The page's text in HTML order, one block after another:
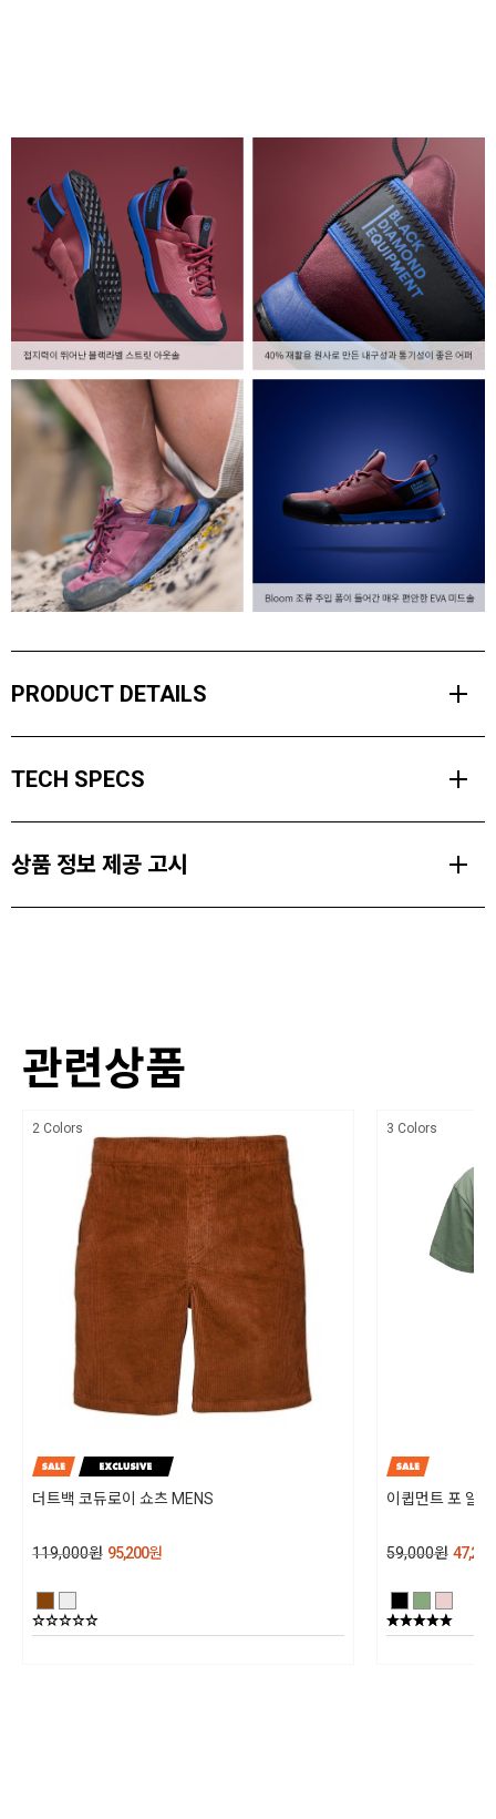
PRODUCT DETAILS
한 성능을 결합했습니다.
신축성이 뛰어난 뒤꿈치 밴드 덕분에 쉽게 신고 벗을 수 있으며, 쉽게
접어 신을 수 있습니다.
다.
PRODUCT FEATURES
내구성 및 통기성이 뛰어난 40% 리사이클 실로 제작된 어퍼
접지력이 뛰어난 블랙 라벨 스트릿 아웃솔
발가락 주위를 보강하여 안전성 및 내구성을 지님
최상의 편안함을 제공하는 EVA 미드솔과 블룸 녹조 폼
양말을 신은 듯한 편안한 착용감을 제공하는 부티 핏
뒤꿈치에 신축성이 뛰어난 밴드를 적용하여 착용이 매우 간편함
활용도가 뛰어난 웨빙 루프 적용
TECH SPECS
USW 5.5-11
상품 정보 제공 고시
상세설명참조
상세설명참조
블랙다이아몬드/ 수입자 (주)블랙다이아몬드 코리아
취급시 주의사항
상세설명참조
상세설명참조
관련상품
2 Colors
더트백 코듀로이 쇼츠 MENS
119,000원 95,200원
3 Colors
이큅먼트 포 알
59,000원 47,200